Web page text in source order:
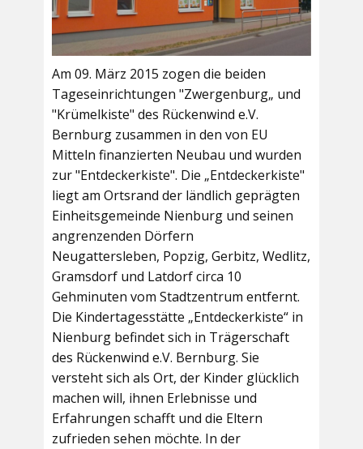
Am 09. März 2015 zogen die beiden
Tageseinrichtungen "Zwergenburg„ und
"Krümelkiste" des Rückenwind e.V.
Bernburg zusammen in den von EU
Mitteln finanzierten Neubau und wurden
zur "Entdeckerkiste". Die „Entdeckerkiste"
liegt am Ortsrand der ländlich geprägten
Einheitsgemeinde Nienburg und seinen
angrenzenden Dörfern
Neugattersleben, Popzig, Gerbitz, Wedlitz,
Gramsdorf und Latdorf circa 10
Gehminuten vom Stadtzentrum entfernt.
Die Kindertagesstätte „Entdeckerkiste“ in
Nienburg befindet sich in Trägerschaft
des Rückenwind e.V. Bernburg. Sie
versteht sich als Ort, der Kinder glücklich
machen will, ihnen Erlebnisse und
Erfahrungen schafft und die Eltern
zufrieden sehen möchte. In der